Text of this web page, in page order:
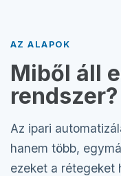
AZ ALAPOK
Miből áll
rendszer?
Az ipari
hanem több,
ezeket a rétegeket